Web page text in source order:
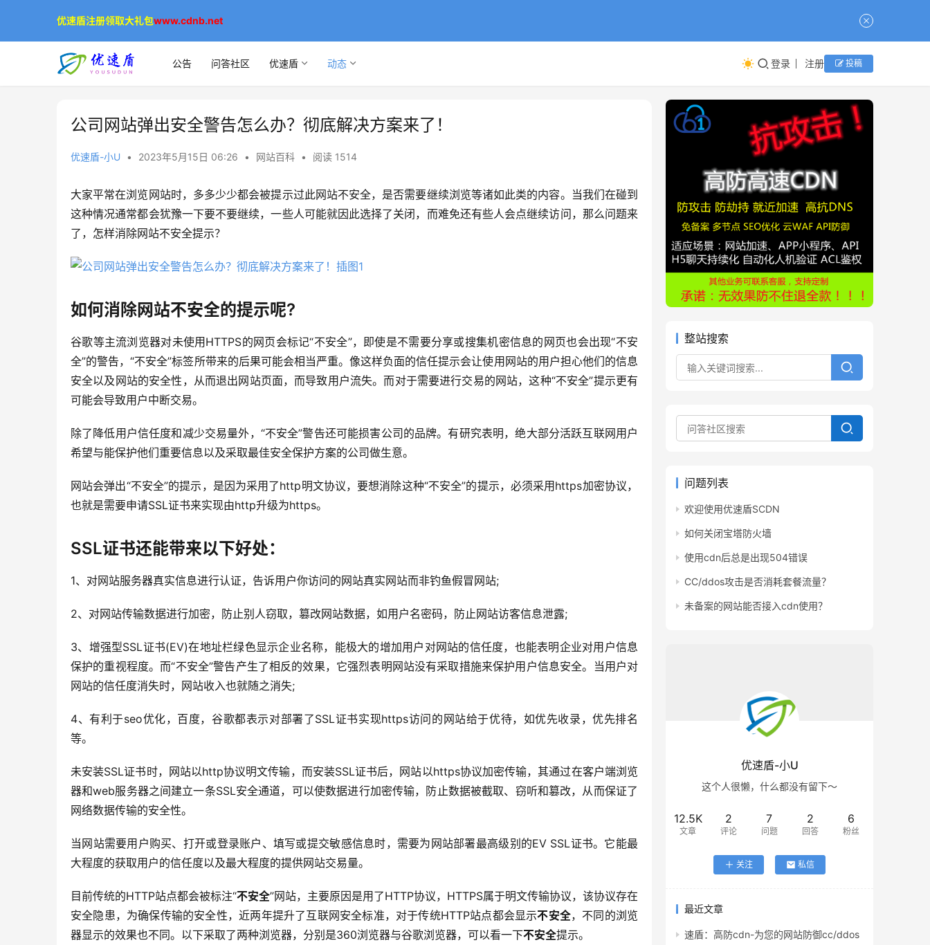
公告 问答社区 优速盾 动态 登录 注册 投稿
公司网站弹出安全警告怎么办？彻底解决方案来了！
优速盾-小U • 2023年5月15日 06:26 • 网站百科 • 阅读 1514
大家平常在浏览网站时，多多少少都会被提示过此网站不安全，是否需要继续浏览等诸如此类的内容。当我们在碰到
这种情况通常都会犹豫一下要不要继续，一些人可能就因此选择了关闭，而难免还有些人会点继续访问，那么问题来
了，怎样消除网站不安全提示？
如何消除网站不安全的提示呢?
谷歌等主流浏览器对未使用HTTPS的网页会标记“不安全”，即使是不需要分享或搜集机密信息的网页也会出现“不安
全”的警告，“不安全”标签所带来的后果可能会相当严重。像这样负面的信任提示会让使用网站的用户担心他们的信息
安全以及网站的安全性，从而退出网站页面，而导致用户流失。而对于需要进行交易的网站，这种“不安全”提示更有
可能会导致用户中断交易。
除了降低用户信任度和减少交易量外，“不安全”警告还可能损害公司的品牌。有研究表明，绝大部分活跃互联网用户
希望与能保护他们重要信息以及采取最佳安全保护方案的公司做生意。
网站会弹出“不安全”的提示，是因为采用了http明文协议，要想消除这种“不安全”的提示，必须采用https加密协议，
也就是需要申请SSL证书来实现由http升级为https。
SSL证书还能带来以下好处：
1、对网站服务器真实信息进行认证，告诉用户你访问的网站真实网站而非钓鱼假冒网站;
2、对网站传输数据进行加密，防止别人窃取，篡改网站数据，如用户名密码，防止网站访客信息泄露;
3、增强型SSL证书(EV)在地址栏绿色显示企业名称，能极大的增加用户对网站的信任度，也能表明企业对用户信息
保护的重视程度。而“不安全”警告产生了相反的效果，它强烈表明网站没有采取措施来保护用户信息安全。当用户对
网站的信任度消失时，网站收入也就随之消失;
4、有利于seo优化，百度，谷歌都表示对部署了SSL证书实现https访问的网站给于优待，如优先收录，优先排名
等。
未安装SSL证书时，网站以http协议明文传输，而安装SSL证书后，网站以https协议加密传输，其通过在客户端浏览
器和web服务器之间建立一条SSL安全通道，可以使数据进行加密传输，防止数据被截取、窃听和篡改，从而保证了
网络数据传输的安全性。
当网站需要用户购买、打开或登录账户、填写或提交敏感信息时，需要为网站部署最高级别的EV SSL证书。它能最
大程度的获取用户的信任度以及最大程度的提供网站交易量。
目前传统的HTTP站点都会被标注“不安全”网站，主要原因是用了HTTP协议，HTTPS属于明文传输协议，该协议存在
安全隐患，为确保传输的安全性，近两年提升了互联网安全标准，对于传统HTTP站点都会显示不安全，不同的浏览
器显示的效果也不同。以下采取了两种浏览器，分别是360浏览器与谷歌浏览器，可以看一下不安全提示。
整站搜索
问题列表
欢迎使用优速盾SCDN
如何关闭宝塔防火墙
使用cdn后总是出现504错误
CC/ddos攻击是否消耗套餐流量？
未备案的网站能否接入cdn使用？
优速盾-小U
这个人很懒，什么都没有留下～
12.5K
文章
2
评论
7
问题
2
回答
6
粉丝
关注 私信
最近文章
速盾：高防cdn-为您的网站防御cc/ddos
优速盾注册领取大礼包www.cdnb.net